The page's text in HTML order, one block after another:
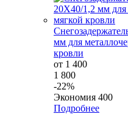
мм для
кровли
от 1 400
1 800
-22%
Экономия 400
Подробнее